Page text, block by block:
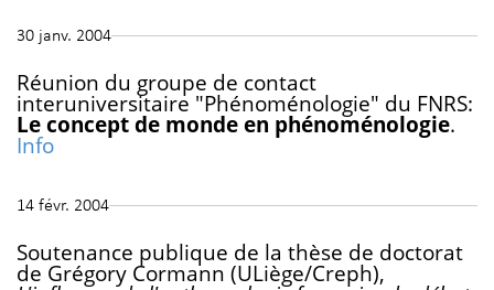
30 janv. 2004
Réunion du groupe de contact
interuniversitaire "Phénoménologie" du FNRS:
Le concept de monde en phénoménologie.
Info
14 févr. 2004
Soutenance publique de la thèse de doctorat
de Grégory Cormann (ULiège/Creph),